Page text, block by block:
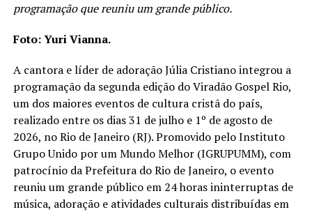
programação que reuniu um grande público.
Foto: Yuri Vianna.
A cantora e líder de adoração Júlia Cristiano integrou a
programação da segunda edição do Viradão Gospel Rio,
um dos maiores eventos de cultura cristã do país,
realizado entre os dias 31 de julho e 1º de agosto de
2026, no Rio de Janeiro (RJ). Promovido pelo Instituto
Grupo Unido por um Mundo Melhor (IGRUPUMM), com
patrocínio da Prefeitura do Rio de Janeiro, o evento
reuniu um grande público em 24 horas ininterruptas de
música, adoração e atividades culturais distribuídas em